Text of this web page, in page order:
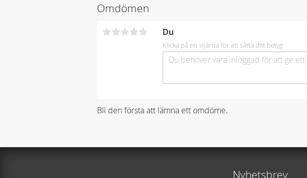
Omdömen
Du
Klicka på en stjärna för att sätta ditt betyg
Bli den första att lämna ett omdöme.
Nyhetsbrev